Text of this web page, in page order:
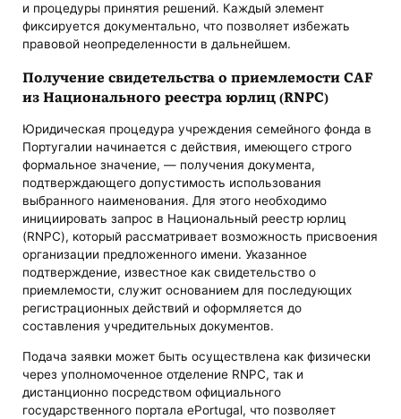
и процедуры принятия решений. Каждый элемент
фиксируется документально, что позволяет избежать
правовой неопределенности в дальнейшем.
Получение свидетельства о приемлемости CAF
из Национального реестра юрлиц (RNPC)
Юридическая процедура учреждения семейного фонда в
Португалии начинается с действия, имеющего строго
формальное значение, — получения документа,
подтверждающего допустимость использования
выбранного наименования. Для этого необходимо
инициировать запрос в Национальный реестр юрлиц
(RNPC), который рассматривает возможность присвоения
организации предложенного имени. Указанное
подтверждение, известное как свидетельство о
приемлемости, служит основанием для последующих
регистрационных действий и оформляется до
составления учредительных документов.
Подача заявки может быть осуществлена как физически
через уполномоченное отделение RNPC, так и
дистанционно посредством официального
государственного портала ePortugal, что позволяет